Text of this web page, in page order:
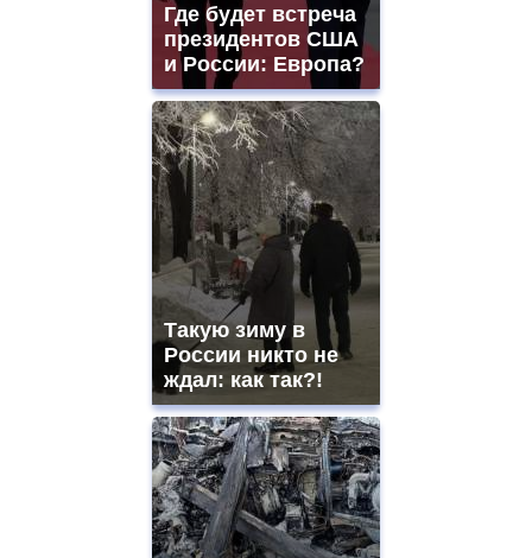
Где будет встреча
президентов США
и России: Европа?
Такую зиму в
России никто не
ждал: как так?!